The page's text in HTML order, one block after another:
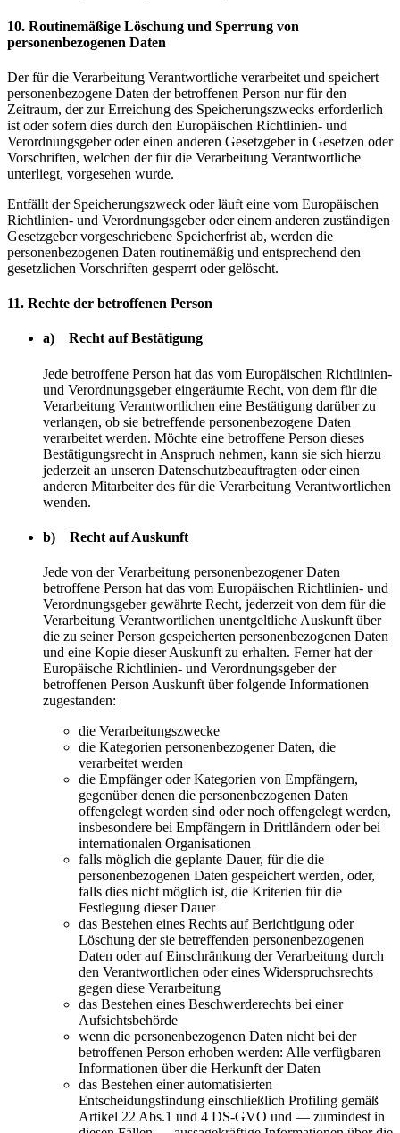
10. Routinemäßige Löschung und Sperrung von
personenbezogenen Daten
Der für die Verarbeitung Verantwortliche verarbeitet und speichert
personenbezogene Daten der betroffenen Person nur für den
Zeitraum, der zur Erreichung des Speicherungszwecks erforderlich
ist oder sofern dies durch den Europäischen Richtlinien- und
Verordnungsgeber oder einen anderen Gesetzgeber in Gesetzen oder
Vorschriften, welchen der für die Verarbeitung Verantwortliche
unterliegt, vorgesehen wurde.
Entfällt der Speicherungszweck oder läuft eine vom Europäischen
Richtlinien- und Verordnungsgeber oder einem anderen zuständigen
Gesetzgeber vorgeschriebene Speicherfrist ab, werden die
personenbezogenen Daten routinemäßig und entsprechend den
gesetzlichen Vorschriften gesperrt oder gelöscht.
11. Rechte der betroffenen Person
a) Recht auf Bestätigung
Jede betroffene Person hat das vom Europäischen Richtlinien-
und Verordnungsgeber eingeräumte Recht, von dem für die
Verarbeitung Verantwortlichen eine Bestätigung darüber zu
verlangen, ob sie betreffende personenbezogene Daten
verarbeitet werden. Möchte eine betroffene Person dieses
Bestätigungsrecht in Anspruch nehmen, kann sie sich hierzu
jederzeit an unseren Datenschutzbeauftragten oder einen
anderen Mitarbeiter des für die Verarbeitung Verantwortlichen
wenden.
b) Recht auf Auskunft
Jede von der Verarbeitung personenbezogener Daten
betroffene Person hat das vom Europäischen Richtlinien- und
Verordnungsgeber gewährte Recht, jederzeit von dem für die
Verarbeitung Verantwortlichen unentgeltliche Auskunft über
die zu seiner Person gespeicherten personenbezogenen Daten
und eine Kopie dieser Auskunft zu erhalten. Ferner hat der
Europäische Richtlinien- und Verordnungsgeber der
betroffenen Person Auskunft über folgende Informationen
zugestanden:
die Verarbeitungszwecke
die Kategorien personenbezogener Daten, die
verarbeitet werden
die Empfänger oder Kategorien von Empfängern,
gegenüber denen die personenbezogenen Daten
offengelegt worden sind oder noch offengelegt werden,
insbesondere bei Empfängern in Drittländern oder bei
internationalen Organisationen
falls möglich die geplante Dauer, für die die
personenbezogenen Daten gespeichert werden, oder,
falls dies nicht möglich ist, die Kriterien für die
Festlegung dieser Dauer
das Bestehen eines Rechts auf Berichtigung oder
Löschung der sie betreffenden personenbezogenen
Daten oder auf Einschränkung der Verarbeitung durch
den Verantwortlichen oder eines Widerspruchsrechts
gegen diese Verarbeitung
das Bestehen eines Beschwerderechts bei einer
Aufsichtsbehörde
wenn die personenbezogenen Daten nicht bei der
betroffenen Person erhoben werden: Alle verfügbaren
Informationen über die Herkunft der Daten
das Bestehen einer automatisierten
Entscheidungsfindung einschließlich Profiling gemäß
Artikel 22 Abs.1 und 4 DS-GVO und — zumindest in